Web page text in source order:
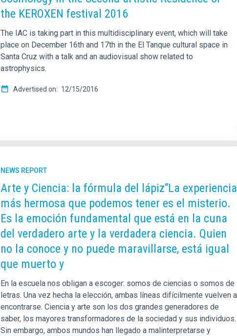
the KEROXEN festival 2016
The IAC is taking part in this multidisciplinary event, which will take
place on December 16th and 17th in the El Tanque cultural space in
Santa Cruz with a talk and an audiovisual show related to
astrophysics.
Advertised on 12/15/2016
NEWS REPORT
Arte y Ciencia: la fórmula del lápiz“La experiencia
más hermosa que podemos tener es el misterio.
Es la emoción fundamental que está en la cuna
del verdadero arte y la verdadera ciencia. Quien
no la conoce y no puede maravillarse, está igual
que muerto y
En la escuela nos obligan a escoger: somos de ciencias o somos de
letras. Una vez hecha la elección, ambas líneas difícilmente vuelven a
encontrarse. Ciencia y arte son los dos grandes generadores de
saber, los mayores transformadores de la sociedad y sus individuos.
Sin embargo, ambos mundos han llegado a malinterpretarse y